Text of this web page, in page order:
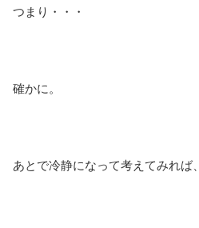
つまり・・・
確かに。
あとで冷静になって考えてみれば、